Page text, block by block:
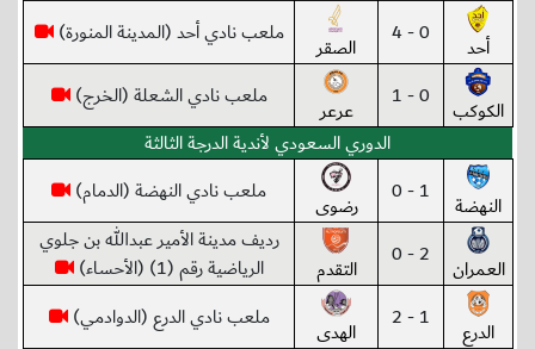
أحد 0 - 4 الصقر ملعب نادي أحد (المدينة المنورة)
الكوكب 0 - 1 عرعر
ملعب نادي الشعلة (الخرج)
الدوري السعودي لأندية الدرجة الثالثة
النهضة 1 - 0 رضوى ملعب نادي النهضة (الدمام)
العمران 2 - 0 التقدم
رديف مدينة الأمير عبدالله بن جلوي
الرياضية رقم (1) (الأحساء)
الدرع 1 - 2 الهدى ملعب نادي الدرع (الدوادمي)